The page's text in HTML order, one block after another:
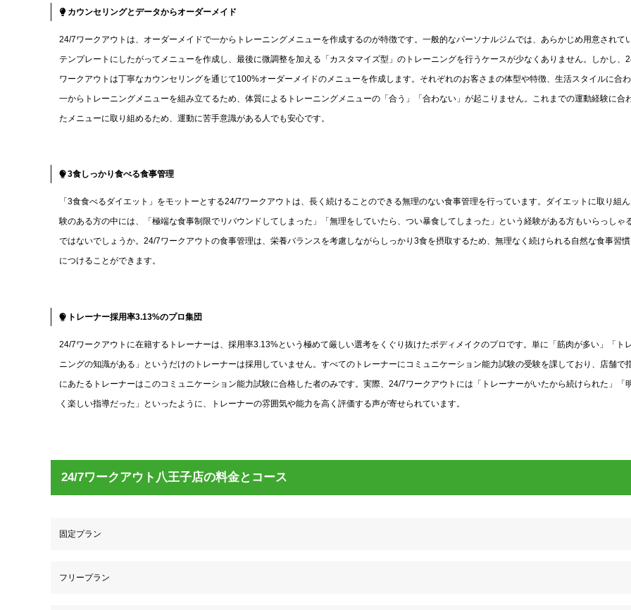
カウンセリングとデータからオーダーメイド
24/7ワークアウトは、オーダーメイドで一からトレーニングメニューを作成するのが特徴です。一般的なパーソナルジムでは、あらかじめ用意されて
テンプレートにしたがってメニューを作成し、最後に微調整を加える「カスタマイズ型」のトレーニングを行うケースが少なくありません。しかし、
ワークアウトは丁寧なカウンセリングを通じて100%オーダーメイドのメニューを作成します。それぞれのお客さまの体型や特徴、生活スタイルに合
一からトレーニングメニューを組み立てるため、体質によるトレーニングメニューの「合う」「合わない」が起こりません。これまでの運動経験に合
たメニューに取り組めるため、運動に苦手意識がある人でも安心です。
3食しっかり食べる食事管理
「3食食べるダイエット」をモットーとする24/7ワークアウトは、長く続けることのできる無理のない食事管理を行っています。ダイエットに取り組
験のある方の中には、「極端な食事制限でリバウンドしてしまった」「無理をしていたら、つい暴食してしまった」という経験がある方もいらっしゃ
ではないでしょうか。24/7ワークアウトの食事管理は、栄養バランスを考慮しながらしっかり3食を摂取するため、無理なく続けられる自然な食事習
につけることができます。
トレーナー採用率3.13%のプロ集団
24/7ワークアウトに在籍するトレーナーは、採用率3.13%という極めて厳しい選考をくぐり抜けたボディメイクのプロです。単に「筋肉が多い」「ト
ニングの知識がある」というだけのトレーナーは採用していません。すべてのトレーナーにコミュニケーション能力試験の受験を課しており、店舗で
にあたるトレーナーはこのコミュニケーション能力試験に合格した者のみです。実際、24/7ワークアウトには「トレーナーがいたから続けられた」「
く楽しい指導だった」といったように、トレーナーの雰囲気や能力を高く評価する声が寄せられています。
24/7ワークアウト八王子店の料金とコース
固定プラン
フリープラン